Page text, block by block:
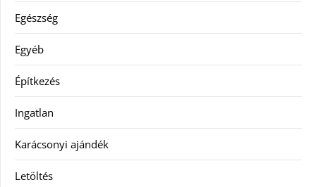
Egészség
Egyéb
Építkezés
Ingatlan
Karácsonyi ajándék
Letöltés